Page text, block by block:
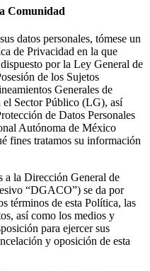
Comunidad
datos personales, tómese un
de Privacidad en la que
por la Ley General de
de los Sujetos
Generales de
el Sector Público (LG), así
de Datos Personales
Autónoma de México
fines tratamos su información
a la Dirección General de
“DGACO”) se da por
términos de esta Política, las
así como los medios y
para ejercer sus
y oposición de esta